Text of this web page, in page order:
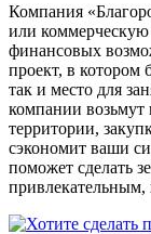
Компания
или
финансовых
проект, в котором
так и место для
компании возьмут
территории,
сэкономит ваши
поможет сделать